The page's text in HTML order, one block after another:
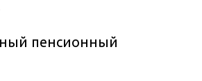
пенсионный